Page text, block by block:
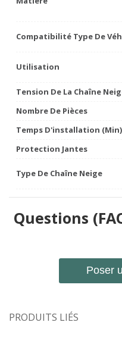
Compatibilité Type De
Utilisation
Tension De La Chaîne
Nombre De Pièces
Temps D'installation (min)
Protection Jantes
Type De Chaîne Neige
Questions
Poser
PRODUITS LIÉS